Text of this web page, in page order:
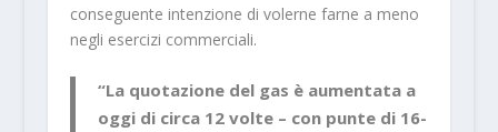
conseguente intenzione di volerne farne a meno
negli esercizi commerciali.
“La quotazione del gas è aumentata a
oggi di circa 12 volte – con punte di 16-